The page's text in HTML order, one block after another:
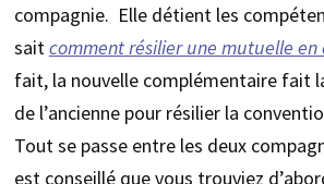
compagnie. Elle détient les
saitcomment résilier une mutuelle en
fait, la nouvelle complémentaire fait
de l’ancienne pour résilier la
Tout se passe entre les deux
est conseillé que vous trouviez